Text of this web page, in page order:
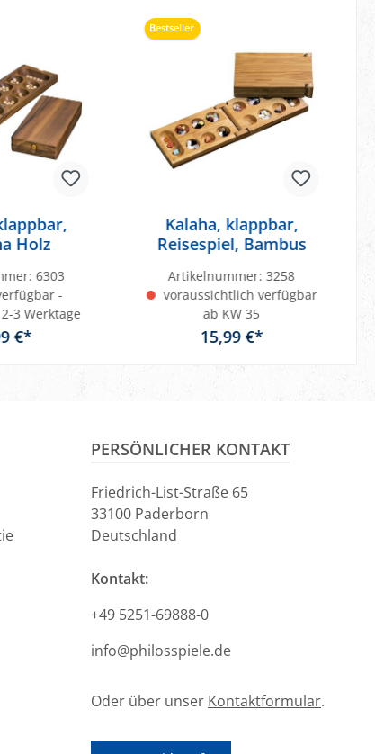
Holz
6303
-
3 Werktage
€*
Bestseller
Kalaha, klappbar,
Reisespiel, Bambus
Artikelnummer:3258
voraussichtlich verfügbar
ab KW 35
15,99 €*
PERSÖNLICHER KONTAKT
Friedrich-List-Straße 65
33100 Paderborn
Deutschland
Kontakt:
+49 5251-69888-0
info@philosspiele.de
Oder über unser Kontaktformular.